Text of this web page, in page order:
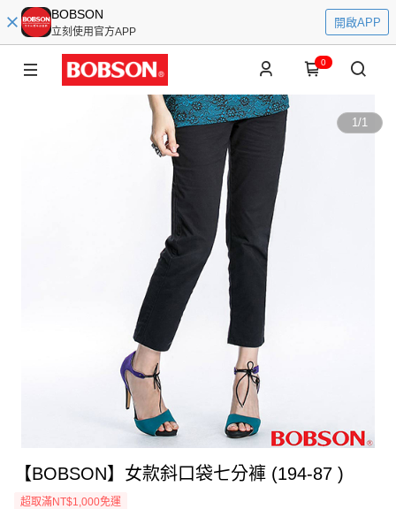
BOBSON
立刻使用官方APP
開啟APP
0
1/1
【BOBSON】女款斜口袋七分褲 (194-87 )
超取滿NT$1,000免運